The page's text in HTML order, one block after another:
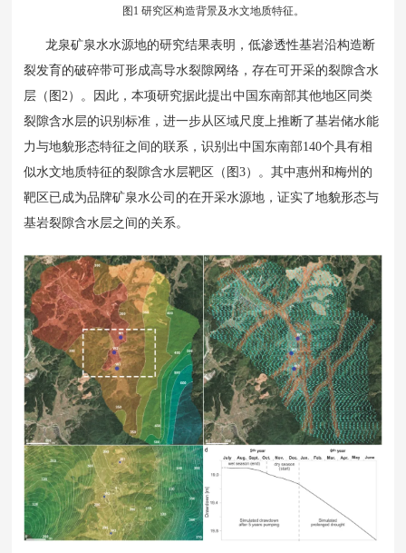
图1 研究区构造背景及水文地质特征。
龙泉矿泉水水源地的研究结果表明，低渗透性基岩沿构造断
裂发育的破碎带可形成高导水裂隙网络，存在可开采的裂隙含水
层（图2）。因此，本项研究据此提出中国东南部其他地区同类
裂隙含水层的识别标准，进一步从区域尺度上推断了基岩储水能
力与地貌形态特征之间的联系，识别出中国东南部140个具有相
似水文地质特征的裂隙含水层靶区（图3）。其中惠州和梅州的
靶区已成为品牌矿泉水公司的在开采水源地，证实了地貌形态与
基岩裂隙含水层之间的关系。